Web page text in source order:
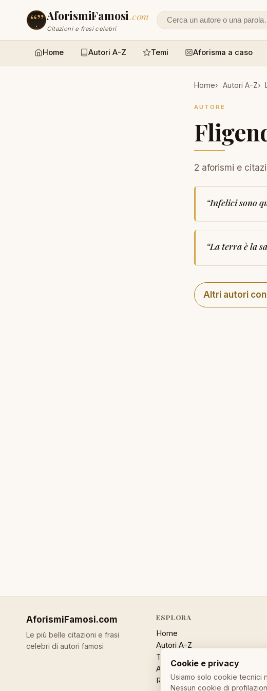
AforismiFamosi.com
Citazioni e frasi celebri Cerca un autore o un
Home Autori A-Z Temi Aforisma a caso
Home Autori A-Z
AUTORE
2 aforismi e
“Infelici sono
“La terra è la
Altri autori
AforismiFamosi.com
Le più belle citazioni e frasi
celebri di autori famosi
ESPLORA
Home
Autori A-Z
Temi
Aforisma a caso
Ricerca
Cookie e privacy
Usiamo solo cookie tecnici
Nessun cookie di